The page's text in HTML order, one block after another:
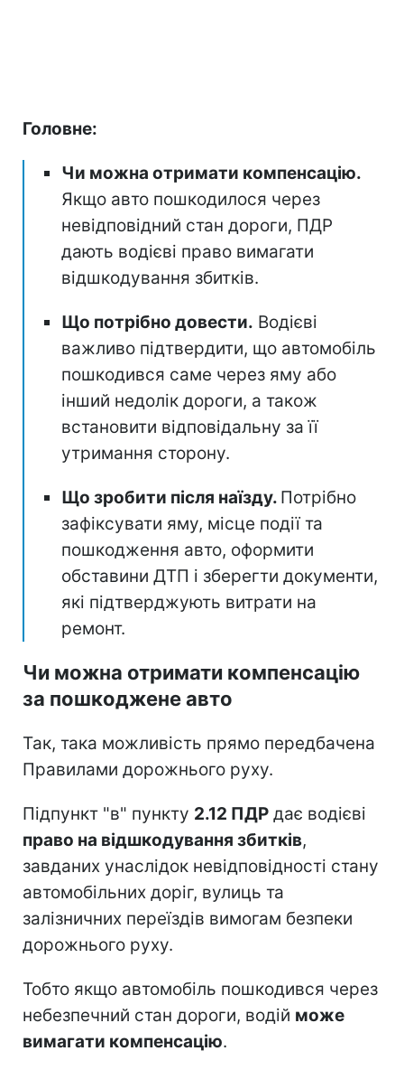
Головне:
Чи можна отримати компенсацію.
Якщо авто пошкодилося через
невідповідний стан дороги, ПДР
дають водієві право вимагати
відшкодування збитків.
Що потрібно довести. Водієві
важливо підтвердити, що автомобіль
пошкодився саме через яму або
інший недолік дороги, а також
встановити відповідальну за її
утримання сторону.
Що зробити після наїзду. Потрібно
зафіксувати яму, місце події та
пошкодження авто, оформити
обставини ДТП і зберегти документи,
які підтверджують витрати на
ремонт.
Чи можна отримати компенсацію
за пошкоджене авто
Так, така можливість прямо передбачена
Правилами дорожнього руху.
Підпункт "в" пункту 2.12 ПДР дає водієві
право на відшкодування збитків,
завданих унаслідок невідповідності стану
автомобільних доріг, вулиць та
залізничних переїздів вимогам безпеки
дорожнього руху.
Тобто якщо автомобіль пошкодився через
небезпечний стан дороги, водій може
вимагати компенсацію.